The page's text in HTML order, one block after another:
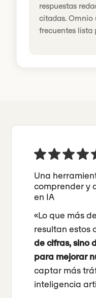
respuestas
citadas. Omnio
frecuentes lista
Una
comprender y
en IA
«Lo que más
resultan estos
de cifras, sino
para mejorar
captar más
inteligencia